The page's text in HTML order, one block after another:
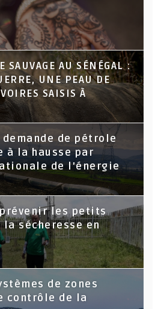
SAUVAGE AU SÉNÉGAL :
UNE PEAU DE
SAISIS À
de pétrole
à la hausse par
de l'énergie
les petits
sécheresse en
de zones
contrôle de la